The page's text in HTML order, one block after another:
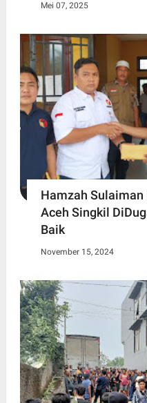
Mei 07, 2025
Hamzah
Aceh Singkil
Baik
November 15, 2024